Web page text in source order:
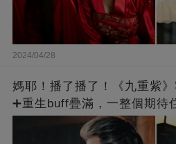
2024/04/28
媽耶！播了播了！《九重紫》
➕重生buff疊滿，一整個期待